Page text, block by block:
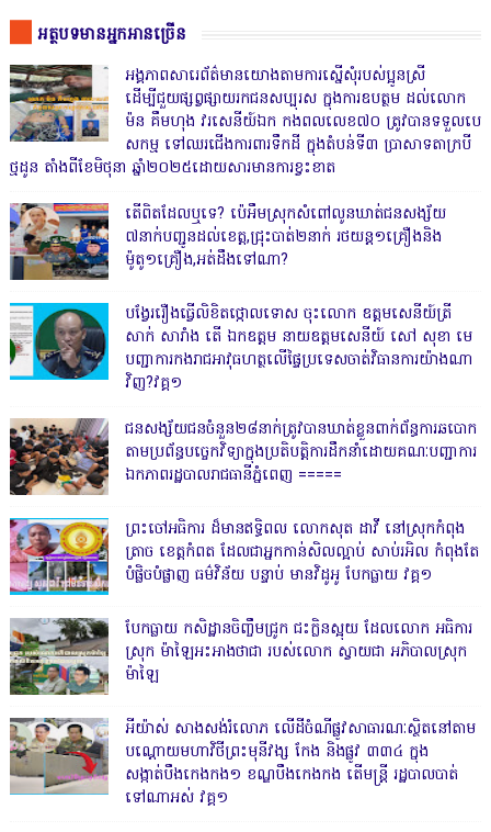
អត្ថបទមានអ្នកអានច្រើន
អង្គភាពសារេព័ត៌មានយោងតាមការស្នើសុំរបស់ប្អូនស្រី
ដើម្បីជួយផ្សព្វផ្សាយរកជនសប្បុរស ក្នុងការឧបត្ថម ដល់លោក
ម៉ន គឹមហុង វរសេនីយ៍ឯក កងពលលេខ៧០ ត្រូវបានទទួលបេ
សកម្ម ទៅឈរជើងការពារទឹកដី ក្នុងតំបន់ទី៣ ប្រាសាទតាក្របី
ថ្មដូន តាំងពីខែមិថុនា ឆ្នាំ២០២៥ដោយសារមានការខ្វះខាត
តើពិតដែលឬទេ? ប៉េអឹមស្រុកសំពៅលូនឃាត់ជនសង្ស័យ
៧នាក់បញ្ជូនដល់ខេត្ត,ជ្រុះបាត់២នាក់ រថយន្ត១គ្រឿងនិង
ម៉ូតូ១គ្រឿង,អត់ដឹងទៅណា?
បង្វែររឿងធ្វើលិខិតថ្កោលទោស ចុះលោក ឧត្តមសេនីយ៍ត្រី
សាក់ សារាំង តើ ឯកឧត្តម នាយឧត្តមសេនីយ៍ សៅ សុខា មេ
បញ្ជាការកងរាជអាវុធហត្ថលើផ្ទៃប្រទេសចាត់វិធានការយ៉ាងណា
វិញ?វគ្គ១
ជនសង្ស័យជនចំនួន២៨នាក់ត្រូវបានឃាត់ខ្លួនពាក់ព័ន្ធការឆបោក
តាមប្រព័ន្ធបច្ចេកវិទ្យាក្នុងប្រតិបត្តិការដឹកនាំដោយគណៈបញ្ជាការ
ឯកភាពរដ្ឋបាលរាជធានីភ្នំពេញ ‎=====
ព្រះចៅអធិការ ដ៏មានឥទ្ធិពល លោកសុត ដាវី នៅស្រុកកំពុង
ត្រាច ខេត្តកំពត ដែលជាអ្នកកាន់សិលល្អាប់ សាប់រអិល កំពុងតែ
បំផ្លិចបំផ្លាញ ធម៌វិន័យ បន្ទាប់ មានវិដូអូ បែកធ្លាយ វគ្គ១
បែកធ្លាយ កសិដ្ឋានចិញ្ចឹមជ្រូក ជះក្លិនស្អុយ ដែលលោក អធិការ
ស្រុក ម៉ាឡៃអះអាងថាជា របស់លោក ស្វាយជា អភិបាលស្រុក
ម៉ាឡៃ
អីយ៉ាស់ សាងសង់រំលោភ លើដីចំណីផ្លូវសាធារណៈស្ថិតនៅតាម
បណ្ដោយមហាវិថីព្រះមុនីវង្ស កែង និងផ្លូវ ៣៣៤ ក្នុង
សង្កាត់បឹងកេងកង១ ខណ្ឌបឹងកេងកង តើមន្ត្រី រដ្ឋបាលបាត់
ទៅណាអស់ វគ្គ១